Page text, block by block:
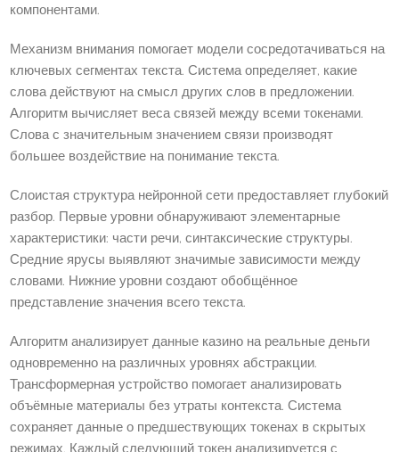
компонентами.
Механизм внимания помогает модели сосредотачиваться на
ключевых сегментах текста. Система определяет, какие
слова действуют на смысл других слов в предложении.
Алгоритм вычисляет веса связей между всеми токенами.
Слова с значительным значением связи производят
большее воздействие на понимание текста.
Слоистая структура нейронной сети предоставляет глубокий
разбор. Первые уровни обнаруживают элементарные
характеристики: части речи, синтаксические структуры.
Средние ярусы выявляют значимые зависимости между
словами. Нижние уровни создают обобщённое
представление значения всего текста.
Алгоритм анализирует данные казино на реальные деньги
одновременно на различных уровнях абстракции.
Трансформерная устройство помогает анализировать
объёмные материалы без утраты контекста. Система
сохраняет данные о предшествующих токенах в скрытых